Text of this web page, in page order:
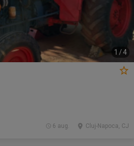
1 /4
Cluj-Napoca, CJ
6 aug.